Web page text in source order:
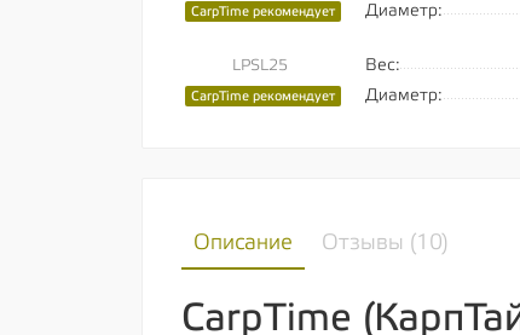
CarpTime рекомендует
Диаметр:
LPSL25
CarpTime рекомендует
Вес:
Диаметр:
Описание Отзывы (10)
CarpTime